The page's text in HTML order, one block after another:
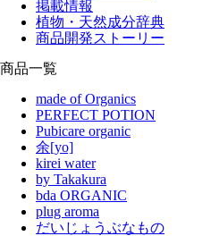
掲載情報
植物・天然成分辞典
商品開発ストーリー
商品一覧
made of Organics
PERFECT POTION
Pubicare organic
余[yo]
kirei water
by Takakura
bda ORGANIC
plug aroma
だいじょうぶなもの